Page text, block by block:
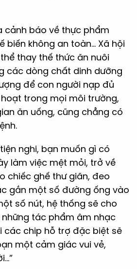
cảnh báo về thực phẩm
biến không an toàn… Xã hội
thay thế thức ăn nuôi
các dòng chất dinh dưỡng
để con người nạp đủ
trong mọi môi trường,
ăn uống, cũng chẳng có
nghi, bạn muốn gì có
làm việc mệt mỏi, trở về
chiếc ghế thư giãn, đeo
gắn một số đường ống vào
số nút, hệ thống sẽ cho
tác phẩm âm nhạc
các chip hỗ trợ đặc biệt sẽ
một cảm giác vui vẻ,